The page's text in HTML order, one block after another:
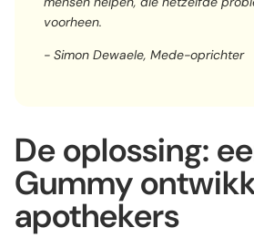
voorheen.
- Simon Dewaele, Mede-oprichter
De oplossing:
Gummy
apothekers